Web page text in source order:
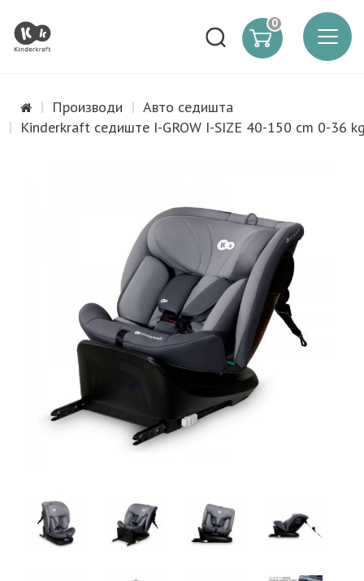
0
Производи
Авто седишта
Kinderkraft седиште I-GROW I-SIZE 40-150 cm 0-36